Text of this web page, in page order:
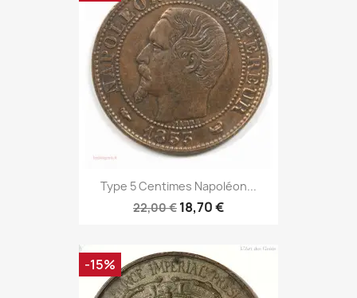
Type 5 Centimes Napoléon...
22,00 € 18,70 €
-15%